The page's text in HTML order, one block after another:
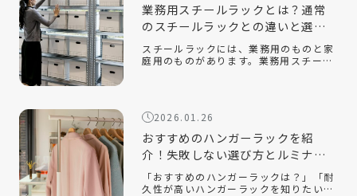
業務用スチールラックとは？通常
のスチールラックとの違いと選ぶ
ポイントを解説！
スチールラックには、業務用のものと家
庭用のものがあります。業務用スチール
選べ […]
2026.01.26
おすすめのハンガーラックを紹
介！失敗しない選び方とルミナス
クラブ人気モデルを解説
「おすすめのハンガーラックは？」「耐
久性が高いハンガーラックを知りたい」